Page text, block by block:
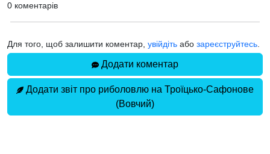
0 коментарів
Для того, щоб залишити коментар, увійдіть або зареєструйтесь
Додати коментар
Додати звіт про риболовлю на Троїцько-Сафонове
(Вовчий)